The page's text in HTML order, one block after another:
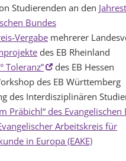
Studierenden an den
Bundes
Vergabe mehrerer
des EB Rheinland
Toleranz”
des EB Hessen
des EB Württemberg
des Interdisziplinären
Präbichl“ des Evangelischen
Arbeitskreis für
in Europa (EAKE)